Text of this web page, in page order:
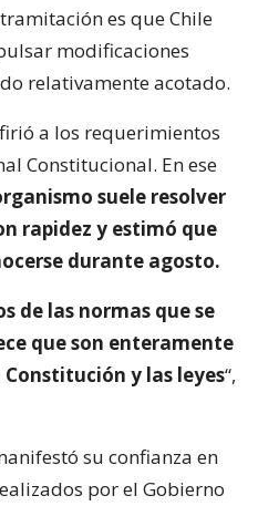
es que Chile
modificaciones
relativamente acotado.
a los requerimientos
Constitucional. En ese
suele resolver
rapidez y estimó que
durante agosto.
de las normas que se
que son enteramente
y las leyes“,
su confianza en
por el Gobierno